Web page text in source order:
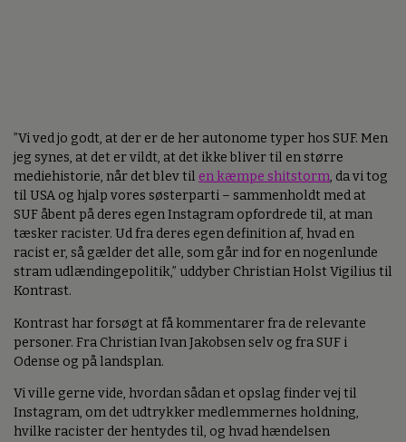
”Vi ved jo godt, at der er de her autonome typer hos SUF. Men
jeg synes, at det er vildt, at det ikke bliver til en større
mediehistorie, når det blev til en kæmpe shitstorm, da vi tog
til USA og hjalp vores søsterparti – sammenholdt med at
SUF åbent på deres egen Instagram opfordrede til, at man
tæsker racister. Ud fra deres egen definition af, hvad en
racist er, så gælder det alle, som går ind for en nogenlunde
stram udlændingepolitik,” uddyber Christian Holst Vigilius til
Kontrast.
Kontrast har forsøgt at få kommentarer fra de relevante
personer. Fra Christian Ivan Jakobsen selv og fra SUF i
Odense og på landsplan.
Vi ville gerne vide, hvordan sådan et opslag finder vej til
Instagram, om det udtrykker medlemmernes holdning,
hvilke racister der hentydes til, og hvad hændelsen